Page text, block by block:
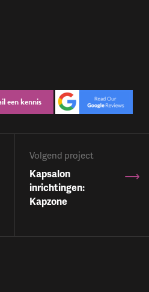
een kennis
Volgend project
Kapsalon
inrichtingen:
Kapzone